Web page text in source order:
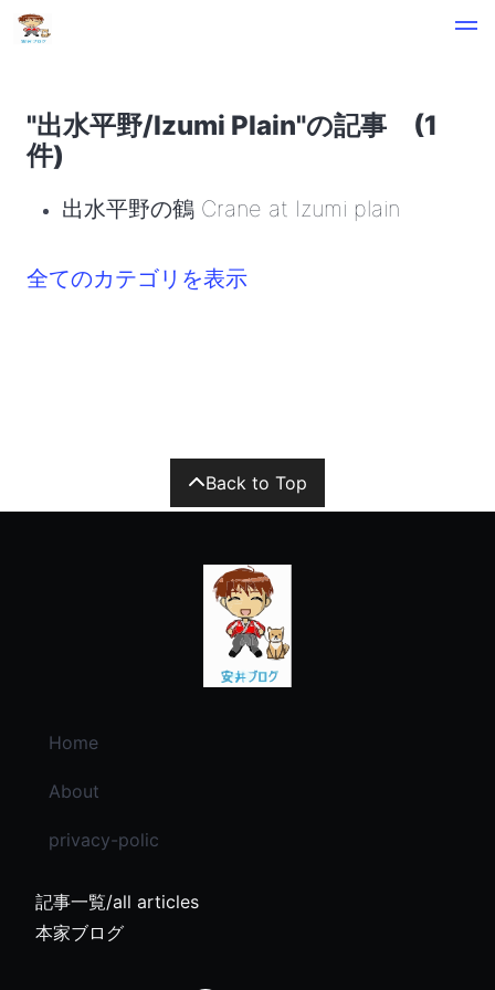
"出水平野/Izumi Plain"の記事 (1
件)
出水平野の鶴 Crane at Izumi plain
全てのカテゴリを表示
Back to Top
Home
About
privacy-polic
記事一覧/all articles
本家ブログ